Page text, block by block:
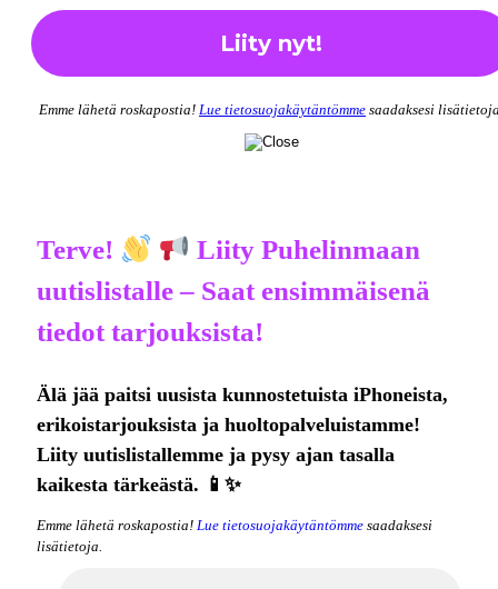
Emme lähetä roskapostia! Lue tietosuojakäytäntömme saadaksesi
Terve!
Liity Puhelinmaan
uutislistalle – Saat ensimmäisenä
tiedot tarjouksista!
Älä jää paitsi uusista kunnostetuista iPhoneista,
erikoistarjouksista ja huoltopalveluistamme!
Liity uutislistallemme ja pysy ajan tasalla
kaikesta tärkeästä. 📱✨
Emme lähetä roskapostia! Lue tietosuojakäytäntömme saadaksesi
lisätietoja.